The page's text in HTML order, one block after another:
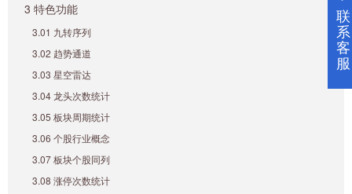
3 特色功能
3.01 九转序列
3.02 趋势通道
3.03 星空雷达
3.04 龙头次数统计
3.05 板块周期统计
3.06 个股行业概念
3.07 板块个股同列
3.08 涨停次数统计
联
系
客
服